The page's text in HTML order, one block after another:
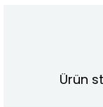
Ürün